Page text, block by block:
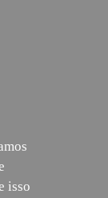
isso